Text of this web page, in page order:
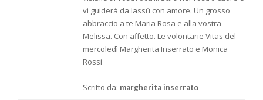
vi guiderà da lassù con amore. Un grosso
abbraccio a te Maria Rosa e alla vostra
Melissa. Con affetto. Le volontarie Vitas del
mercoledì Margherita Inserrato e Monica
Rossi
Scritto da: margherita inserrato